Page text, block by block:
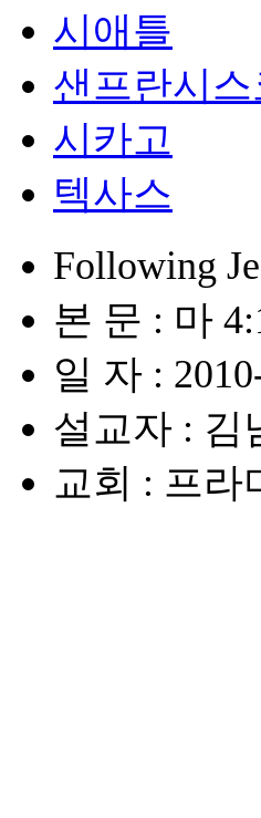
시애틀
샌프란시스
시카고
텍사스
Following
본 문 : 마
일 자 :
설교자 : 김
교회 : 프라